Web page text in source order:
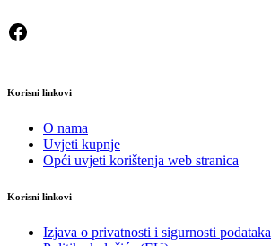
Facebook
Korisni linkovi
O nama
Uvjeti kupnje
Opći uvjeti korištenja web stranica
Korisni linkovi
Izjava o privatnosti i sigurnosti podataka